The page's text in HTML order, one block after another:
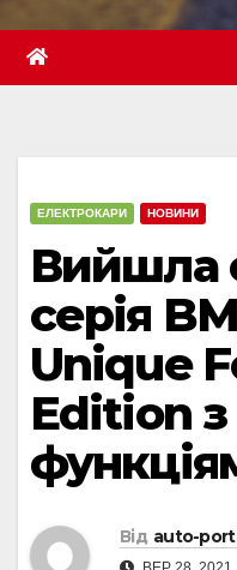
ЕЛЕКТРОКАРИ НОВИНИ
Вийшла
серія
Unique
Edition
Від auto-